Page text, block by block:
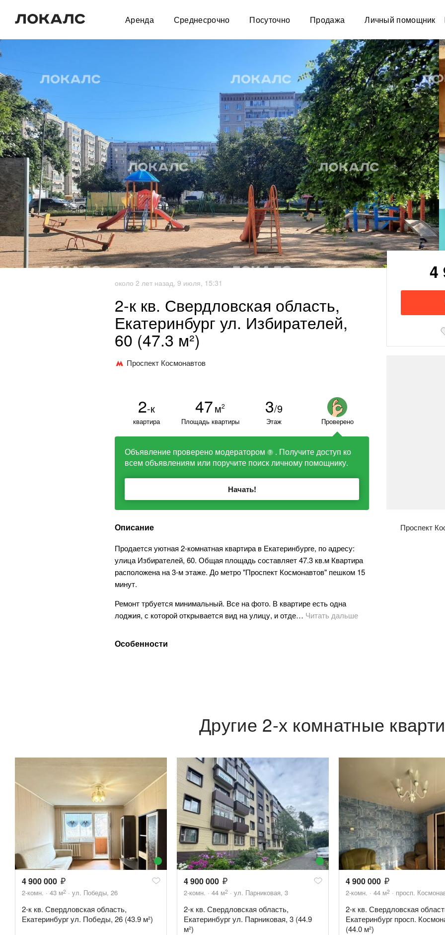
Аренда Среднесрочно Посуточно Продажа Личный помощник
около 2 лет назад, 9 июля, 15:31
2-к кв. Свердловская область,
Екатеринбург ул. Избирателей,
60 (47.3 м²)
Проспект Космонавтов
2-к
квартира
47м2
Площадь квартиры
3/9
Этаж Проверено
Объявление проверено модератором ? . Получите доступ ко
всем объявлениям или поручите поиск личному помощнику.
Начать!
Описание
Продается уютная 2-комнатная квартира в Екатеринбурге, по адресу:
улица Избирателей, 60. Общая площадь составляет 47.3 кв.м Квартира
расположена на 3-м этаже. До метро "Проспект Космонавтов" пешком 15
минут.
Ремонт трбуется минимальный. Все на фото. В квартире есть одна
лоджия, с которой открывается вид на улицу, и отде… Читать дальше
Особенности
4
Проспект
Другие 2-х комнатные
4 900 000
2-комн. 43 м2 ул. Победы, 26
2-к кв. Свердловская область,
Екатеринбург ул. Победы, 26 (43.9 м²)
4 900 000
2-комн. 44 м2 ул. Парниковая, 3
2-к кв. Свердловская область,
Екатеринбург ул. Парниковая, 3 (44.9
м²)
4 900 000
2-комн. 44 м2 просп.
2-к кв. Свердловская
Екатеринбург просп.
(44.0 м²)